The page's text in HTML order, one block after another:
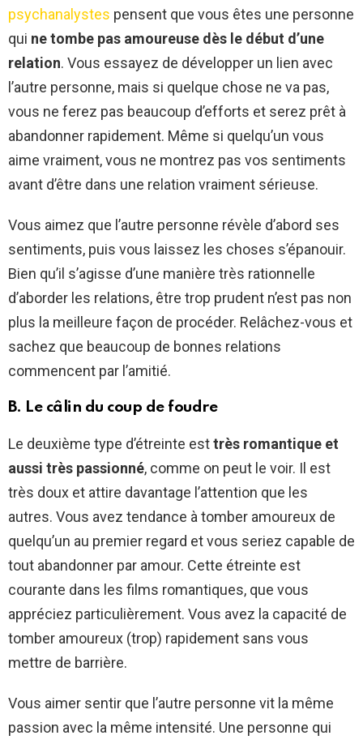
psychanalystes pensent que vous êtes une personne
qui ne tombe pas amoureuse dès le début d’une
relation. Vous essayez de développer un lien avec
l’autre personne, mais si quelque chose ne va pas,
vous ne ferez pas beaucoup d’efforts et serez prêt à
abandonner rapidement. Même si quelqu’un vous
aime vraiment, vous ne montrez pas vos sentiments
avant d’être dans une relation vraiment sérieuse.
Vous aimez que l’autre personne révèle d’abord ses
sentiments, puis vous laissez les choses s’épanouir.
Bien qu’il s’agisse d’une manière très rationnelle
d’aborder les relations, être trop prudent n’est pas non
plus la meilleure façon de procéder. Relâchez-vous et
sachez que beaucoup de bonnes relations
commencent par l’amitié.
B. Le câlin du coup de foudre
Le deuxième type d’étreinte esttrès romantique et
aussi très passionné, comme on peut le voir. Il est
très doux et attire davantage l’attention que les
autres. Vous avez tendance à tomber amoureux de
quelqu’un au premier regard et vous seriez capable de
tout abandonner par amour. Cette étreinte est
courante dans les films romantiques, que vous
appréciez particulièrement. Vous avez la capacité de
tomber amoureux (trop) rapidement sans vous
mettre de barrière.
Vous aimer sentir que l’autre personne vit la même
passion avec la même intensité. Une personne qui